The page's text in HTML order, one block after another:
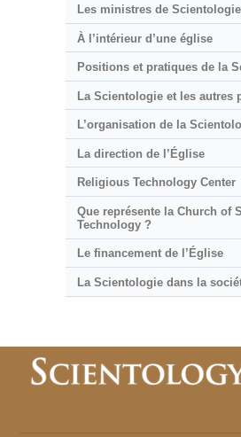
Les ministres de Scientologie
À l’intérieur d’une église
Positions et pratiques de la
La Scientologie et les autres
L’organisation de la
La direction de l’Église
Religious Technology Center
Que représente la Church of
Technology ?
Le financement de l’Église
La Scientologie dans la